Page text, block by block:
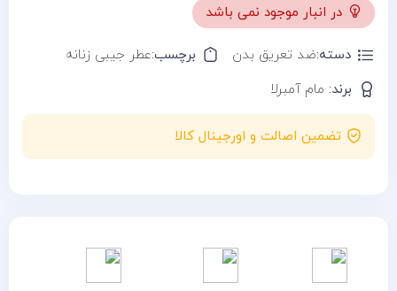
در انبار موجود نمی باشد
دسته:ضد تعریق بدن برچسب:عطر جیبی زنانه
برند: مام آمبرلا
تضمین اصالت و اورجینال کالا